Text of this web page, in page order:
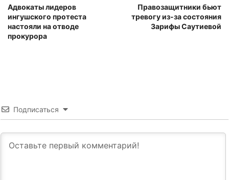
Адвокаты лидеров
ингушского протеста
настояли на отводе
прокурора
Правозащитники бьют
тревогу из-за состояния
Зарифы Саутиевой
Подписаться